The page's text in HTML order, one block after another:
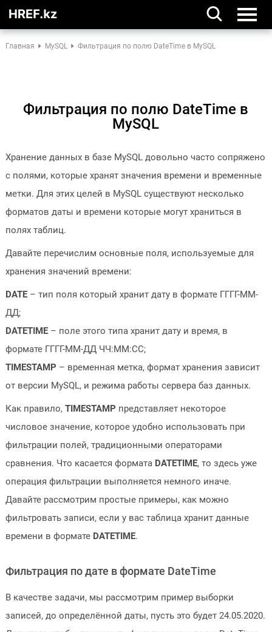
Главная MySQL Фильтрация по полю DateTime в MySQL
Фильтрация по полю DateTime в
MySQL
Хранение данных в базе MySQL довольно часто сопряжено
с полями, которые хранят значения времени и временные
метки. Для этих целей в MySQL существуют несколько
форматов даты и времени которые могут храниться в
полях таблиц.
Давайте перечислим основные поля, используемые для
хранения значений времени:
DATE– тип поля который хранит дату в формате ГГГГ-ММ-
ДД;
DATETIME– поле этого типа хранит дату и время, в
формате ГГГГ-ММ-ДД ЧЧ:ММ:CC;
TIMESTAMP – временная метка, формат хранения зависит
от версии MySQL, и режима работы сервера баз данных.
Как правило, TIMESTAMP представляет некоторое
числовое значение, которое удобно использовать при
фильтрации полей, традиционными операторами
сравнения. Что касается формата DATETIME, то здесь уже
операция фильтрации выполняется немного иначе.
Давайте рассмотрим простые примеры, как можно
фильтровать записи, если у вас таблица хранит данные
времени в формате DATETIME.
Фильтрация по дате в формате DateTime
В качестве задачи, мы рассмотрим пример выборки
записей, до определённой даты, пусть это будет 24.05.2020.